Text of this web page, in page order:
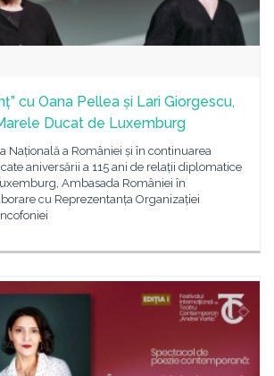
cu Oana Pellea și Lari Giorgescu,
Ducat de Luxemburg
Națională a României și în continuarea
aniversării a 115 ani de relații diplomatice
Ambasada României în
cu Reprezentanța Organizației